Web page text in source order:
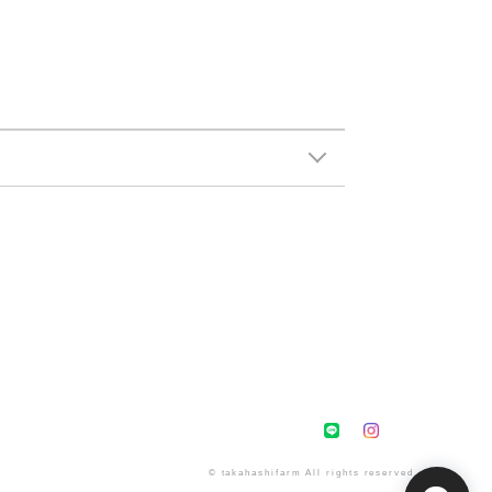
© takahashifarm All rights reserved.